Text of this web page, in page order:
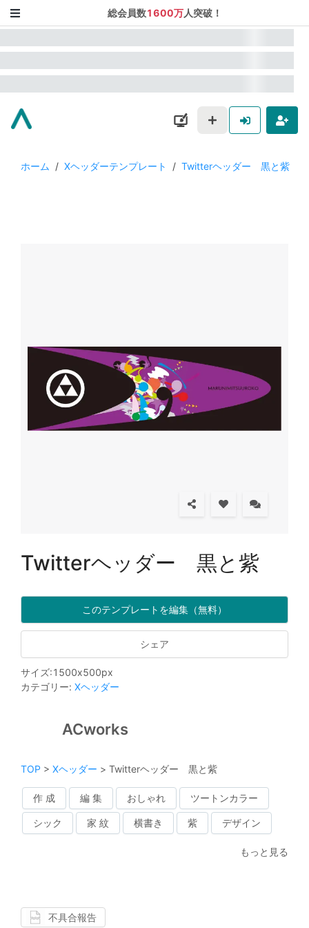
総会員数1600万人突破！
ホーム / Xヘッダーテンプレート / Twitterヘッダー 黒と紫
Twitterヘッダー 黒と紫
このテンプレートを編集（無料）
シェア
サイズ:1500x500px
カテゴリー: Xヘッダー
ACworks
TOP > Xヘッダー > Twitterヘッダー 黒と紫
作 成 編 集 おしゃれ ツートンカラー
シック 家 紋 横書き 紫 デザイン
もっと見る
不具合報告